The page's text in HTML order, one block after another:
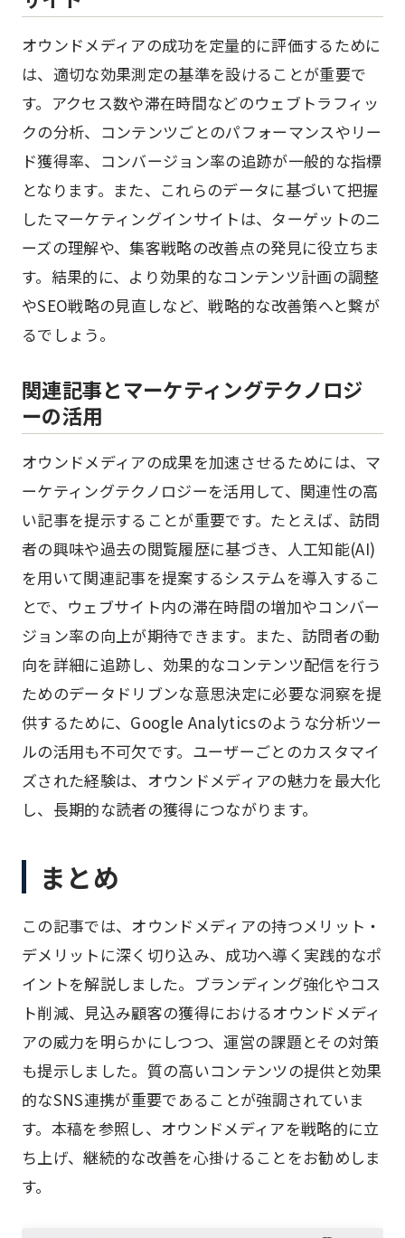
オウンドメディアの成功を定量的に評価するために
は、適切な効果測定の基準を設けることが重要で
す。アクセス数や滞在時間などのウェブトラフィッ
クの分析、コンテンツごとのパフォーマンスやリー
ド獲得率、コンバージョン率の追跡が一般的な指標
となります。また、これらのデータに基づいて把握
したマーケティングインサイトは、ターゲットのニ
ーズの理解や、集客戦略の改善点の発見に役立ちま
す。結果的に、より効果的なコンテンツ計画の調整
やSEO戦略の見直しなど、戦略的な改善策へと繋が
るでしょう。
関連記事とマーケティングテクノロジ
ーの活用
オウンドメディアの成果を加速させるためには、マ
ーケティングテクノロジーを活用して、関連性の高
い記事を提示することが重要です。たとえば、訪問
者の興味や過去の閲覧履歴に基づき、人工知能(AI)
を用いて関連記事を提案するシステムを導入するこ
とで、ウェブサイト内の滞在時間の増加やコンバー
ジョン率の向上が期待できます。また、訪問者の動
向を詳細に追跡し、効果的なコンテンツ配信を行う
ためのデータドリブンな意思決定に必要な洞察を提
供するために、Google Analyticsのような分析ツー
ルの活用も不可欠です。ユーザーごとのカスタマイ
ズされた経験は、オウンドメディアの魅力を最大化
し、長期的な読者の獲得につながります。
まとめ
この記事では、オウンドメディアの持つメリット・
デメリットに深く切り込み、成功へ導く実践的なポ
イントを解説しました。ブランディング強化やコス
ト削減、見込み顧客の獲得におけるオウンドメディ
アの威力を明らかにしつつ、運営の課題とその対策
も提示しました。質の高いコンテンツの提供と効果
的なSNS連携が重要であることが強調されていま
す。本稿を参照し、オウンドメディアを戦略的に立
ち上げ、継続的な改善を心掛けることをお勧めしま
す。